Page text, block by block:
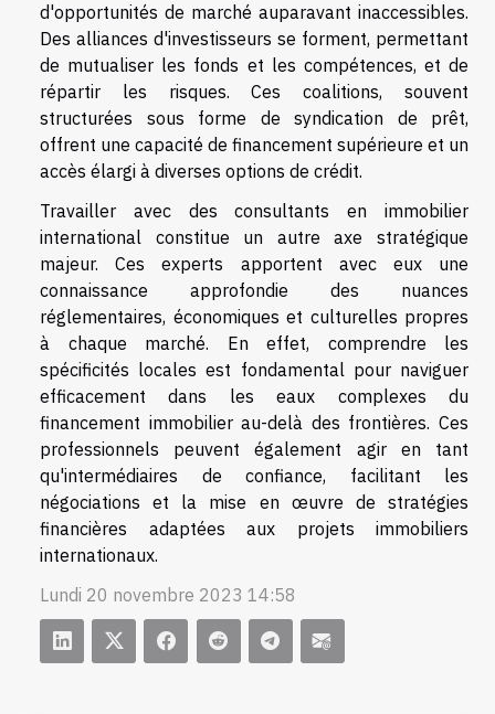
d'opportunités de marché auparavant inaccessibles.
Des alliances d'investisseurs se forment, permettant
de mutualiser les fonds et les compétences, et de
répartir les risques. Ces coalitions, souvent
structurées sous forme de syndication de prêt,
offrent une capacité de financement supérieure et un
accès élargi à diverses options de crédit.
Travailler avec des consultants en immobilier
international constitue un autre axe stratégique
majeur. Ces experts apportent avec eux une
connaissance approfondie des nuances
réglementaires, économiques et culturelles propres
à chaque marché. En effet, comprendre les
spécificités locales est fondamental pour naviguer
efficacement dans les eaux complexes du
financement immobilier au-delà des frontières. Ces
professionnels peuvent également agir en tant
qu'intermédiaires de confiance, facilitant les
négociations et la mise en œuvre de stratégies
financières adaptées aux projets immobiliers
internationaux.
Lundi 20 novembre 2023 14:58